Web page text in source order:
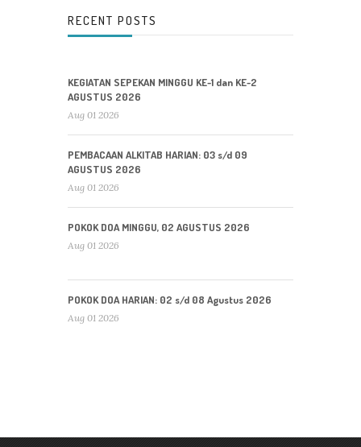
RECENT POSTS
KEGIATAN SEPEKAN MINGGU KE-1 dan KE-2
AGUSTUS 2026
Aug 01 2026
PEMBACAAN ALKITAB HARIAN: 03 s/d 09
AGUSTUS 2026
Aug 01 2026
POKOK DOA MINGGU, 02 AGUSTUS 2026
Aug 01 2026
POKOK DOA HARIAN: 02 s/d 08 Agustus 2026
Aug 01 2026